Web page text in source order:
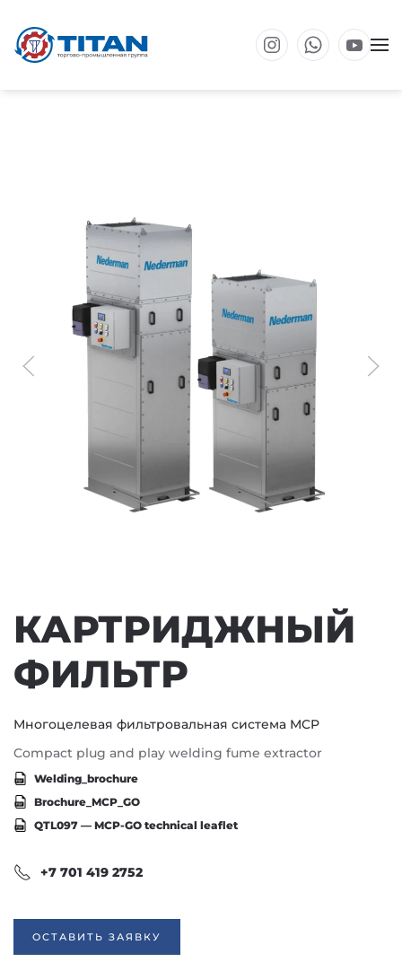
Перейти к основному содержанию
КАРТРИДЖНЫЙ
ФИЛЬТР
Многоцелевая фильтровальная система MCP
Compact plug and play welding fume extractor
Welding_brochure
Brochure_MCP_GO
QTL097 — MCP-GO technical leaflet
+7 701 419 2752
ОСТАВИТЬ ЗАЯВКУ